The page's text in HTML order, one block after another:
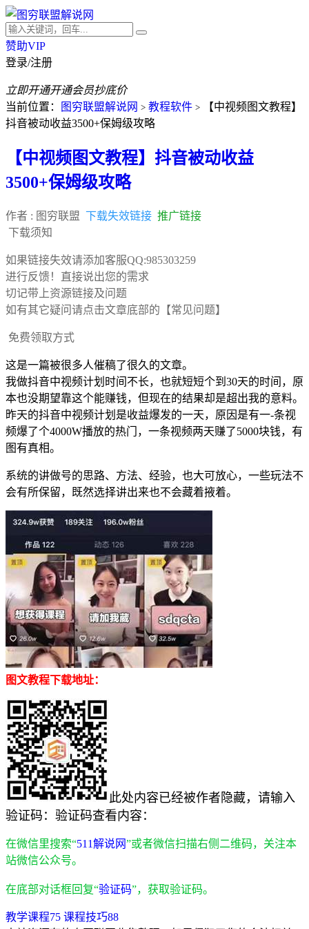
赞助VIP
登录/注册
立即开通开通会员抄底价
当前位置：
图穷联盟解说网 > 教程软件 > 【中视频图文教程】
抖音被动收益3500+保姆级攻略
【中视频图文教程】抖音被动收益
3500+保姆级攻略
作者 : 图穷联盟 下载失效链接 推广链接
下载须知
如果链接失效请添加客服QQ:985303259
进行反馈！直接说出您的需求
切记带上资源链接及问题
如有其它疑问请点击文章底部的【常见问题】
免费领取方式
这是一篇被很多人催稿了很久的文章。
我做抖音中视频计划时间不长，也就短短个到30天的时间，原
本也没期望靠这个能赚钱，但现在的结果却是超出我的意料。
昨天的抖音中视频计划是收益爆发的一天，原因是有一-条视
频爆了个4000W播放的热门，一条视频两天赚了5000块钱，有
图有真相。
系统的讲做号的思路、方法、经验，也大可放心，一些玩法不
会有所保留，既然选择讲出来也不会藏着掖着。
图文教程下载地址：
此处内容已经被作者隐藏，请输入
验证码查看内容：
验证码：
在微信里搜索“511解说网”或者微信扫描右侧二维码，关注本
站微信公众号。
在底部对话框回复“验证码”，获取验证码。
教学课程75 课程技巧88